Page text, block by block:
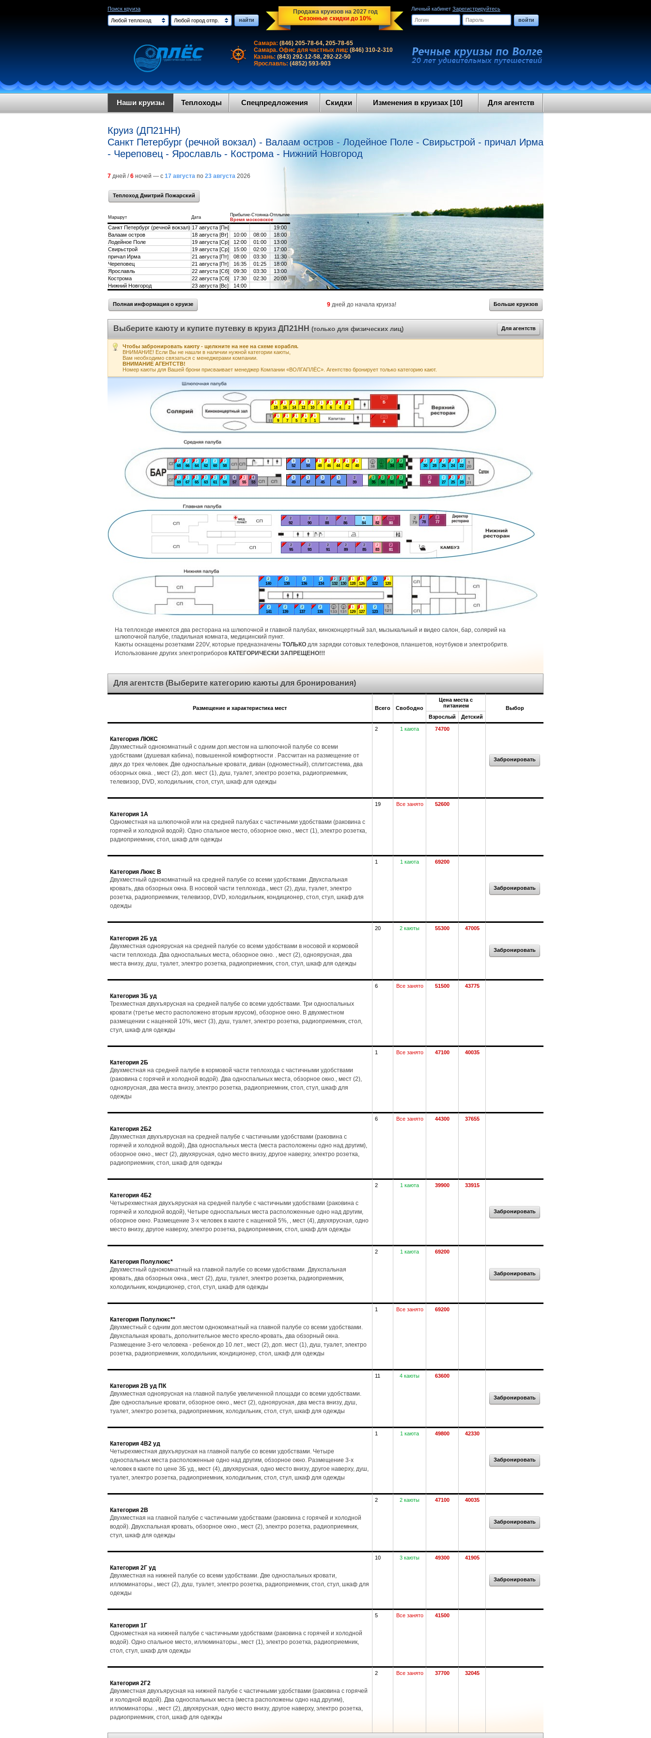
Поиск круиза
Любой теплоход
Любой город отпр. найти
Продажа круизов на 2027 год
Сезонные скидки до 10%
Личный кабинет Зарегистрируйтесь
войти
Самара: (846) 205-78-64, 205-78-65
Самара. Офис для частных лиц: (846) 310-2-310
Казань: (843) 292-12-58, 292-22-50
Ярославль: (4852) 593-903
Наши круизы Теплоходы Спецпредложения Скидки Изменения в круизах [10] Для агентств
Круиз (ДП21НН)
Санкт Петербург (речной вокзал) - Валаам остров - Лодейное Поле - Свирьстрой - причал Ирма
- Череповец - Ярославль - Кострома - Нижний Новгород
7 дней /6 ночей — с 17 августа по 23 августа 2026
Теплоход Дмитрий Пожарский
Маршрут Дата
Прибытие-Стоянка-Отплытие
Время московское
Санкт Петербург (речной вокзал) 17 августа [Пн]
19:00
Валаам остров
18 августа [Вт] 10:00 08:00
18:00
Лодейное Поле
19 августа [Ср] 12:00 01:00
13:00
Свирьстрой
19 августа [Ср] 15:00 02:00
17:00
причал Ирма
21 августа [Пт] 08:00 03:30
11:30
Череповец
21 августа [Пт] 16:35 01:25
18:00
Ярославль
22 августа [Сб] 09:30 03:30
13:00
Кострома
22 августа [Сб] 17:30 02:30
20:00
Нижний Новгород
23 августа [Вс] 14:00
Полная информация о круизе 9 дней до начала круиза! Больше круизов
Выберите каюту и купите путевку в круиз ДП21НН (только для физических лиц) Для агентств
Чтобы забронировать каюту - щелкните на нее на схеме корабля.
ВНИМАНИЕ! Если Вы не нашли в наличии нужной категории каюты,
Вам необходимо связаться с менеджерами компании.
ВНИМАНИЕ АГЕНТСТВ!
Номер каюты для Вашей брони присваивает менеджер Компании «ВОЛГАПЛЁС». Агентство бронирует только категорию кают.
1
1
1
10
1
12
1
120
2
122
2
123
1
126
1
127
1
128
1
129
2
130
2
132
2
134
2
135
2
136
2
137
2
138
2
139
1
14
2
140
2
141
1
16
1
18
1
2
2
22
2
23
2
24
2
25
2
26
2
27
2
28
2
29
1
3
2
30
2
31
2
32
2
33
2
34
2
35
2
39
1
4
1
40
3
41
1
42
1
44
3
45
1
46
3
47
1
48
3
49
1
5
3
50
3
52
4
53
2
55
4
57
2
58
2
59
1
6
2
60
2
61
2
62
2
63
2
64
2
65
2
66
2
67
2
68
2
69
1
7
2
77
2
78
1
8
2+1
80
2
81
2
82
2
83
4
84
2
85
2
86
2
88
2
89
1
9
2
90
2
91
2
92
2
93
2
95
2+1
А
2+1
Б
2
В
На теплоходе имеются два ресторана на шлюпочной и главной палубах, киноконцертный зал, мызыкальный и видео салон, бар, солярий на
шлюпочной палубе, гладильная комната, медицинский пункт.
Каюты оснащены розетками 220V, которые предназначены ТОЛЬКО для зарядки сотовых телефонов, планшетов, ноутбуков и электробритв.
Использование других электроприборов КАТЕГОРИЧЕСКИ ЗАПРЕЩЕНО!!!
Для агентств (Выберите категорию каюты для бронирования)
Размещение и характеристика мест Всего Свободно
Цена места с
питанием
Выбор
Взрослый
Детский
Категория ЛЮКС
Двухместный однокомнатный с одним доп.местом на шлюпочной палубе со всеми
удобствами (душевая кабина), повышенной комфортности . Рассчитан на размещение от
двух до трех человек. Две односпальные кровати, диван (одноместный), сплитсистема, два
обзорных окна. , мест (2), доп. мест (1), душ, туалет, электро розетка, радиоприемник,
телевизор, DVD, холодильник, стол, стул, шкаф для одежды
2 1 каюта 74700
Забронировать
Категория 1А
Одноместная на шлюпочной или на средней палубах с частичными удобствами (раковина с
горячей и холодной водой). Одно спальное место, обзорное окно., мест (1), электро розетка,
радиоприемник, стол, шкаф для одежды
19 Все занято 52600
Категория Люкс В
Двухместный однокомнатный на средней палубе со всеми удобствами. Двухспальная
кровать, два обзорных окна. В носовой части теплохода., мест (2), душ, туалет, электро
розетка, радиоприемник, телевизор, DVD, холодильник, кондиционер, стол, стул, шкаф для
одежды
1 1 каюта 69200
Забронировать
Категория 2Б уд
Двухместная одноярусная на средней палубе со всеми удобствами в носовой и кормовой
части теплохода. Два односпальных места, обзорное окно. , мест (2), одноярусная, два
места внизу, душ, туалет, электро розетка, радиоприемник, стол, стул, шкаф для одежды
20 2 каюты 55300 47005
Забронировать
Категория 3Б уд
Трехместная двухъярусная на средней палубе со всеми удобствами. Три односпальных
кровати (третье место расположено вторым ярусом), обзорное окно. В двухместном
размещении с наценкой 10%, мест (3), душ, туалет, электро розетка, радиоприемник, стол,
стул, шкаф для одежды
6 Все занято 51500 43775
Категория 2Б
Двухместная на средней палубе в кормовой части теплохода с частичными удобствами
(раковина с горячей и холодной водой). Два односпальных места, обзорное окно., мест (2),
одноярусная, два места внизу, электро розетка, радиоприемник, стол, стул, шкаф для
одежды
1 Все занято 47100 40035
Категория 2Б2
Двухместная двухъярусная на средней палубе с частичными удобствами (раковина с
горячей и холодной водой), Два односпальных места (места расположены одно над другим),
обзорное окно., мест (2), двухярусная, одно место внизу, другое наверху, электро розетка,
радиоприемник, стол, шкаф для одежды
6 Все занято 44300 37655
Категория 4Б2
Четырехместная двухъярусная на средней палубе с частичными удобствами (раковина с
горячей и холодной водой), Четыре односпальных места расположенные одно над другим,
обзорное окно. Размещение 3-х человек в каюте с наценкой 5%, , мест (4), двухярусная, одно
место внизу, другое наверху, электро розетка, радиоприемник, стол, шкаф для одежды
2 1 каюта 39900 33915
Забронировать
Категория Полулюкс*
Двухместный однокомнатный на главной палубе со всеми удобствами. Двухспальная
кровать, два обзорных окна., мест (2), душ, туалет, электро розетка, радиоприемник,
холодильник, кондиционер, стол, стул, шкаф для одежды
2 1 каюта 69200
Забронировать
Категория Полулюкс**
Двухместный с одним доп.местом однокомнатный на главной палубе со всеми удобствами.
Двухспальная кровать, дополнительное место кресло-кровать, два обзорный окна.
Размещение 3-его человека - ребенок до 10 лет., мест (2), доп. мест (1), душ, туалет, электро
розетка, радиоприемник, холодильник, кондиционер, стол, шкаф для одежды
1 Все занято 69200
Категория 2В уд ПК
Двухместная одноярусная на главной палубе увеличенной площади со всеми удобствами.
Две односпальные кровати, обзорное окно., мест (2), одноярусная, два места внизу, душ,
туалет, электро розетка, радиоприемник, холодильник, стол, стул, шкаф для одежды
11 4 каюты 63600
Забронировать
Категория 4В2 уд
Четырехместная двухъярусная на главной палубе со всеми удобствами. Четыре
односпальных места расположенные одно над другим, обзорное окно. Размещение 3-х
человек в каюте по цене 3Б уд., мест (4), двухярусная, одно место внизу, другое наверху, душ,
туалет, электро розетка, радиоприемник, холодильник, стол, стул, шкаф для одежды
1 1 каюта 49800 42330
Забронировать
Категория 2В
Двухместная на главной палубе с частичными удобствами (раковина с горячей и холодной
водой). Двухспальная кровать, обзорное окно., мест (2), электро розетка, радиоприемник,
стул, шкаф для одежды
2 2 каюты 47100 40035
Забронировать
Категория 2Г уд
Двухместная на нижней палубе со всеми удобствами. Две односпальных кровати,
иллюминаторы., мест (2), душ, туалет, электро розетка, радиоприемник, стол, стул, шкаф для
одежды
10 3 каюты 49300 41905
Забронировать
Категория 1Г
Одноместная на нижней палубе с частичными удобствами (раковина с горячей и холодной
водой). Одно спальное место, иллюминаторы., мест (1), электро розетка, радиоприемник,
стол, стул, шкаф для одежды
5 Все занято 41500
Категория 2Г2
Двухместная двухъярусная на нижней палубе с частичными удобствами (раковина с горячей
и холодной водой). Два односпальных места (места расположены одно над другим),
иллюминаторы. , мест (2), двухярусная, одно место внизу, другое наверху, электро розетка,
радиоприемник, стол, шкаф для одежды
2 Все занято 37700 32045